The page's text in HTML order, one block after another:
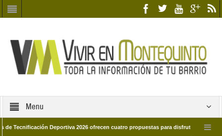
Menu
Deportiva 2026 ofrecen cuatro propuestas para disfrutar del deporte este